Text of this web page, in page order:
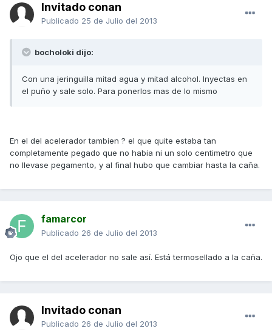
Invitado conan
Publicado 25 de Julio del 2013
bocholoki dijo:
Con una jeringuilla mitad agua y mitad alcohol. Inyectas en
el puño y sale solo. Para ponerlos mas de lo mismo
En el del acelerador tambien ? el que quite estaba tan
completamente pegado que no habia ni un solo centimetro que
no llevase pegamento, y al final hubo que cambiar hasta la caña.
famarcor
Publicado 26 de Julio del 2013
Ojo que el del acelerador no sale así. Está termosellado a la caña.
Invitado conan
Publicado 26 de Julio del 2013